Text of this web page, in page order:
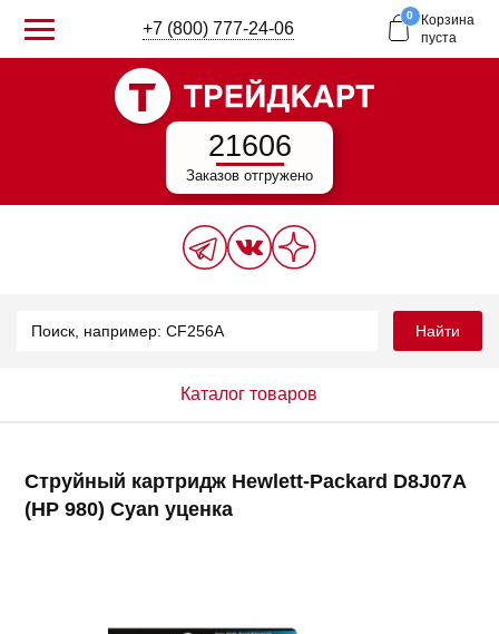
+7 (800) 777-24-06
0
Корзина
пуста
21606
Заказов отгружено
Найти
Каталог товаров
Струйный картридж Hewlett-Packard D8J07A
(HP 980) Cyan уценка